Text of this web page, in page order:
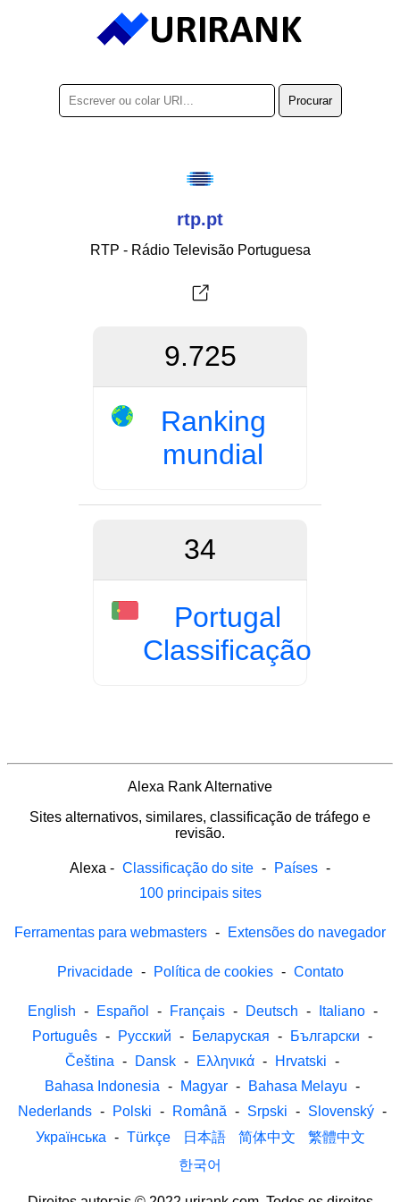
rtp.pt
RTP - Rádio Televisão Portuguesa
9.725
Ranking
mundial
34
Portugal
Classificação
Alexa Rank Alternative
Sites alternativos, similares, classificação de tráfego e
revisão.
Alexa - Classificação do site - Países -
100 principais sites
Ferramentas para webmasters - Extensões do navegador
Privacidade - Política de cookies - Contato
English - Español - Français - Deutsch - Italiano -
Português - Русский - Беларуская - Български -
Čeština - Dansk - Ελληνικά - Hrvatski -
Bahasa Indonesia - Magyar - Bahasa Melayu -
Nederlands - Polski - Română - Srpski - Slovenský -
Українська - Türkçe 日本語 简体中文
繁體中文
한국어